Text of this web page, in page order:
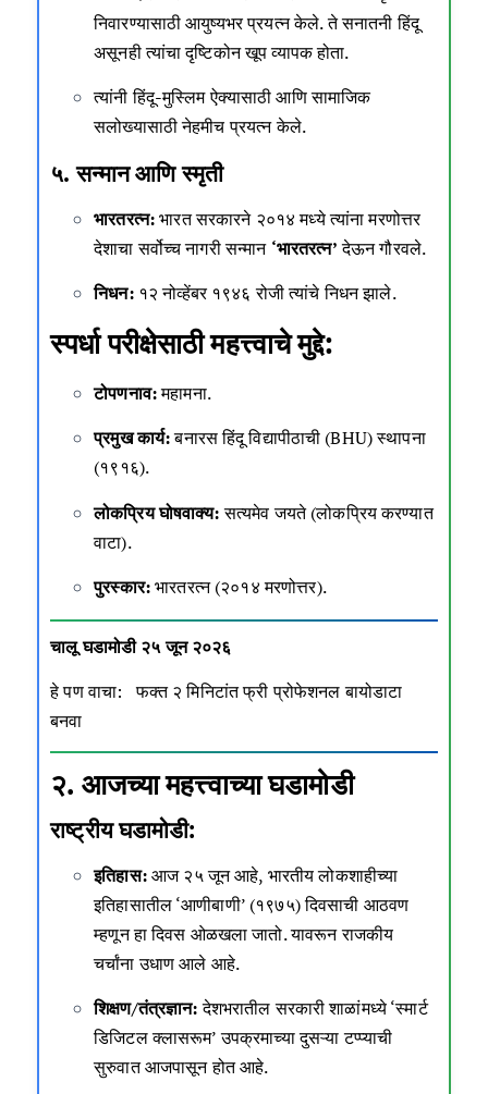
निवारण्यासाठी आयुष्यभर प्रयत्न केले. ते सनातनी हिंदू
असूनही त्यांचा दृष्टिकोन खूप व्यापक होता.
त्यांनी हिंदू-मुस्लिम ऐक्यासाठी आणि सामाजिक
सलोख्यासाठी नेहमीच प्रयत्न केले.
५. सन्मान आणि स्मृती
भारतरत्न:भारत सरकारने २०१४ मध्ये त्यांना मरणोत्तर
देशाचा सर्वोच्च नागरी सन्मान ‘भारतरत्न’देऊन गौरवले.
निधन:१२ नोव्हेंबर १९४६ रोजी त्यांचे निधन झाले.
स्पर्धा परीक्षेसाठी महत्त्वाचे मुद्दे:
टोपणनाव:महामना.
प्रमुख कार्य:बनारस हिंदू विद्यापीठाची (BHU) स्थापना
(१९१६).
लोकप्रिय घोषवाक्य:सत्यमेव जयते (लोकप्रिय करण्यात
वाटा).
पुरस्कार:भारतरत्न (२०१४ मरणोत्तर).
चालू घडामोडी २५ जून २०२६
हे पण वाचा:फक्त २ मिनिटांत फ्री प्रोफेशनल बायोडाटा
बनवा
२. आजच्या महत्त्वाच्या घडामोडी
राष्ट्रीय घडामोडी:
इतिहास:आज २५ जून आहे, भारतीय लोकशाहीच्या
इतिहासातील ‘आणीबाणी’ (१९७५) दिवसाची आठवण
म्हणून हा दिवस ओळखला जातो. यावरून राजकीय
चर्चांना उधाण आले आहे.
शिक्षण/तंत्रज्ञान:देशभरातील सरकारी शाळांमध्ये ‘स्मार्ट
डिजिटल क्लासरूम’ उपक्रमाच्या दुसऱ्या टप्प्याची
सुरुवात आजपासून होत आहे.